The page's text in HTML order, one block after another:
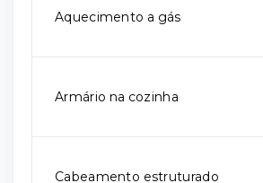
Aquecimento a gás
Armário na cozinha
Cabeamento estruturado